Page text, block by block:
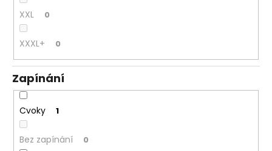
XXL 0
XXXL+ 0
Zapínání
Cvoky 1
Bez zapínání 0